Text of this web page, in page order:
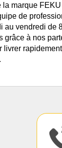
marque
de
au vendredi de
grâce à nos
livrer